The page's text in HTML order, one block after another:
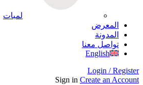
لمبات
المعرض
المدونة
تواصل معنا
English
Login / Register
Sign in Create an Account